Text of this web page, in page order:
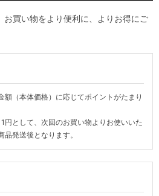
お買い物をより便利に、よりお得にご
額（本体価格）に応じてポイントがたまり
円として、次回のお買い物よりお使いいた
発送後となります。